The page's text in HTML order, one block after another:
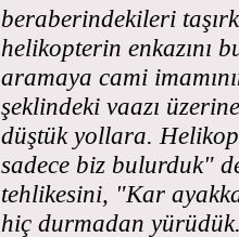
beraberindekileri
helikopterin enkazını
aramaya cami
şeklindeki vaazı
düştük yollara.
sadece biz bulurduk"
tehlikesini, "Kar
hiç durmadan